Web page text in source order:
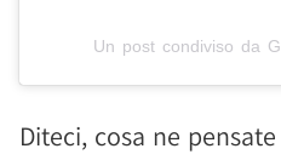
Un post condiviso da
Diteci, cosa ne